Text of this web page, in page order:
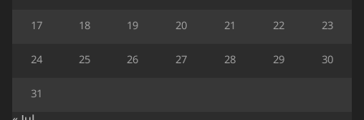
17 18 19 20 21 22 23
24 25 26 27 28 29 30
31